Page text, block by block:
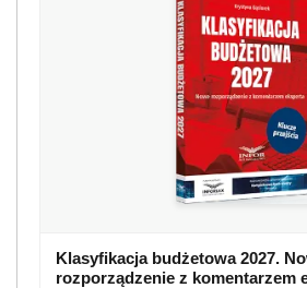
Klasyfikacja budżetowa 2027.
rozporządzenie z komentarzem